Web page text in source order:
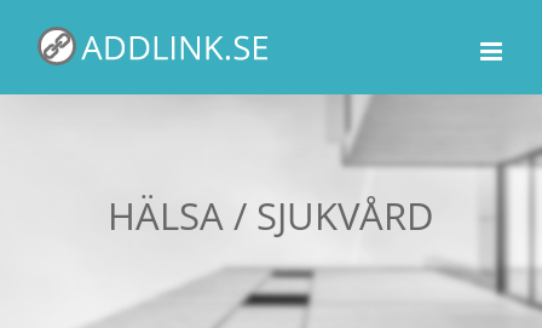
innehållet
HÄLSA / SJUKVÅRD